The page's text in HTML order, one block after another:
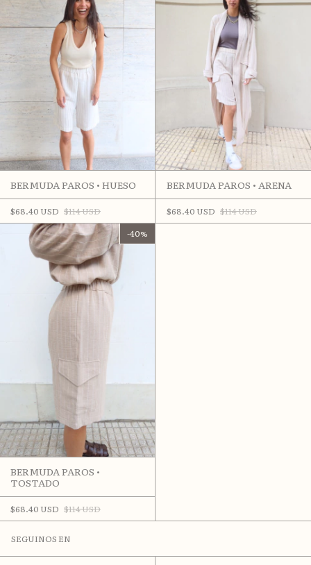
BERMUDA PAROS • HUESO
$68.40 USD $114 USD
BERMUDA PAROS • ARENA
$68.40 USD $114 USD
-40%
BERMUDA PAROS •
TOSTADO
$68.40 USD $114 USD
SEGUINOS EN